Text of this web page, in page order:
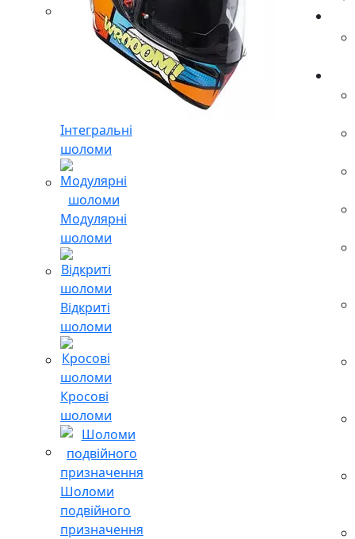
Інтегральні
шоломи
Модулярні
шоломи
Відкриті
шоломи
Кросові
шоломи
Шоломи
подвійного
призначення